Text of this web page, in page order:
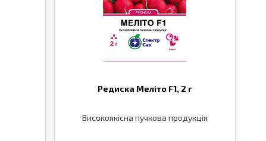
Редиска Меліто F1, 2 г
Високоякісна пучкова продукція